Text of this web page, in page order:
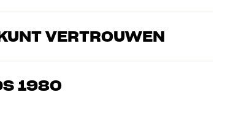
VERTROUWEN
producten door en door kennen en gepassioneerd zijn
1980